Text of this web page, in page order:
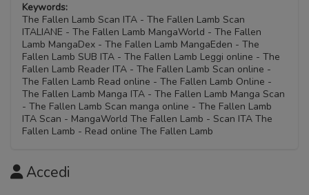
Keywords:
The Fallen Lamb Scan ITA - The Fallen Lamb Scan
ITALIANE - The Fallen Lamb MangaWorld - The Fallen
Lamb MangaDex - The Fallen Lamb MangaEden - The
Fallen Lamb SUB ITA - The Fallen Lamb Leggi online - The
Fallen Lamb Reader ITA - The Fallen Lamb Scan online -
The Fallen Lamb Read online - The Fallen Lamb Online -
The Fallen Lamb Manga ITA - The Fallen Lamb Manga Scan
- The Fallen Lamb Scan manga online - The Fallen Lamb
ITA Scan - MangaWorld The Fallen Lamb - Scan ITA The
Fallen Lamb - Read online The Fallen Lamb
Accedi